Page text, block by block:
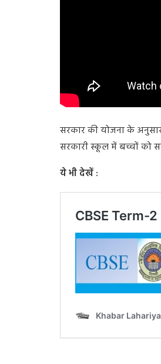
सरकार की योजना के
सरकारी स्कूल में बच्चों को
ये भी देखें :